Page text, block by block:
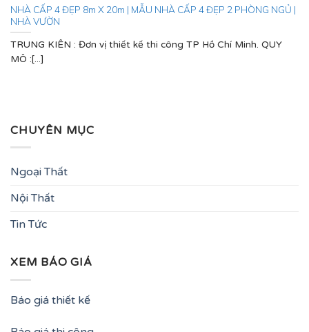
NHÀ CẤP 4 ĐẸP 8m X 20m | MẪU NHÀ CẤP 4 ĐẸP 2 PHÒNG NGỦ |
NHÀ VƯỜN
TRUNG KIÊN : Đơn vị thiết kế thi công TP Hồ Chí Minh. QUY
MÔ :[...]
CHUYÊN MỤC
Ngoại Thất
Nội Thất
Tin Tức
XEM BÁO GIÁ
Báo giá thiết kế